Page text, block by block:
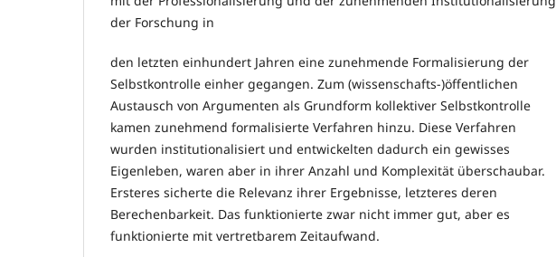
der Forschung in
den letzten einhundert Jahren eine zunehmende Formalisierung der
Selbstkontrolle einher gegangen. Zum (wissenschafts-)öffentlichen
Austausch von Argumenten als Grundform kollektiver Selbstkontrolle
kamen zunehmend formalisierte Verfahren hinzu. Diese Verfahren
wurden institutionalisiert und entwickelten dadurch ein gewisses
Eigenleben, waren aber in ihrer Anzahl und Komplexität überschaubar.
Ersteres sicherte die Relevanz ihrer Ergebnisse, letzteres deren
Berechenbarkeit. Das funktionierte zwar nicht immer gut, aber es
funktionierte mit vertretbarem Zeitaufwand.